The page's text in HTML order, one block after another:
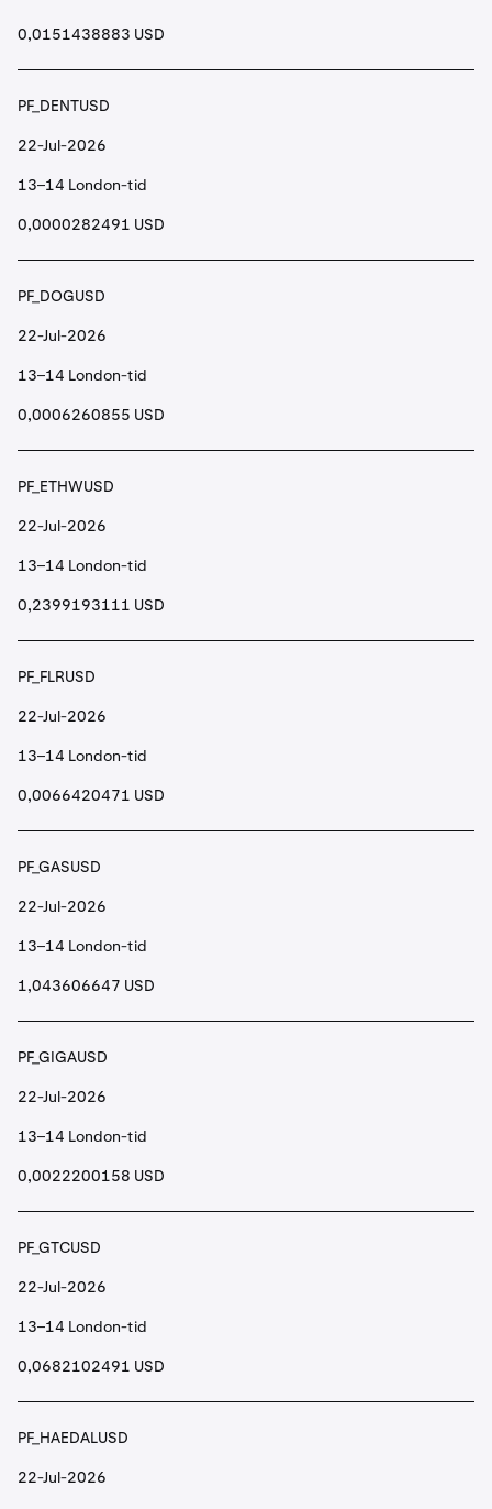
0,0151438883 USD
PF_DENTUSD
22-Jul-2026
13–14 London-tid
0,0000282491 USD
PF_DOGUSD
22-Jul-2026
13–14 London-tid
0,0006260855 USD
PF_ETHWUSD
22-Jul-2026
13–14 London-tid
0,2399193111 USD
PF_FLRUSD
22-Jul-2026
13–14 London-tid
0,0066420471 USD
PF_GASUSD
22-Jul-2026
13–14 London-tid
1,043606647 USD
PF_GIGAUSD
22-Jul-2026
13–14 London-tid
0,0022200158 USD
PF_GTCUSD
22-Jul-2026
13–14 London-tid
0,0682102491 USD
PF_HAEDALUSD
22-Jul-2026